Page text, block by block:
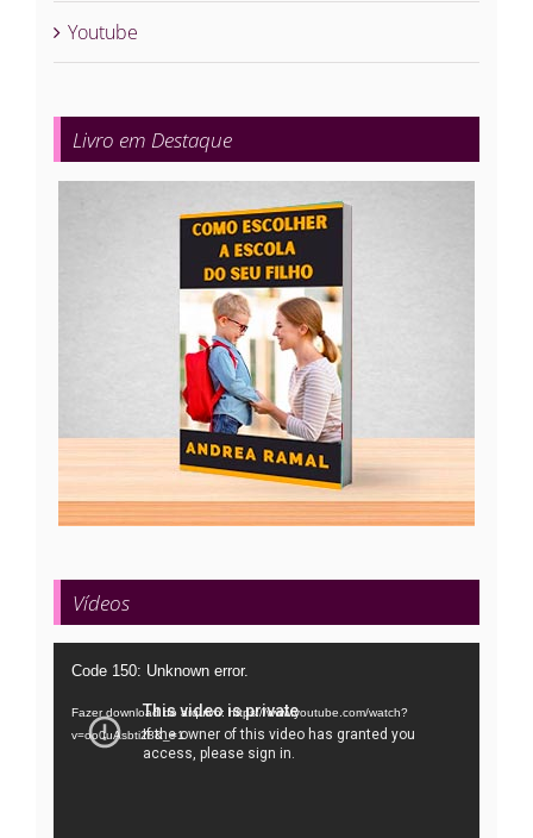
Youtube
Livro em Destaque
Vídeos
Tocador
vídeo
Code 150: Unknown error.
Fazer download do arquivo: https://www.youtube.com/watch?
v=oo0uAsbti28&_=1